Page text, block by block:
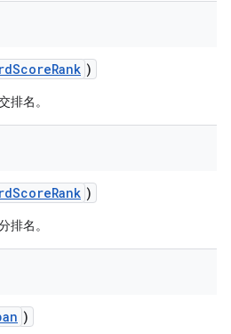
)
排名。
)
排名。
)